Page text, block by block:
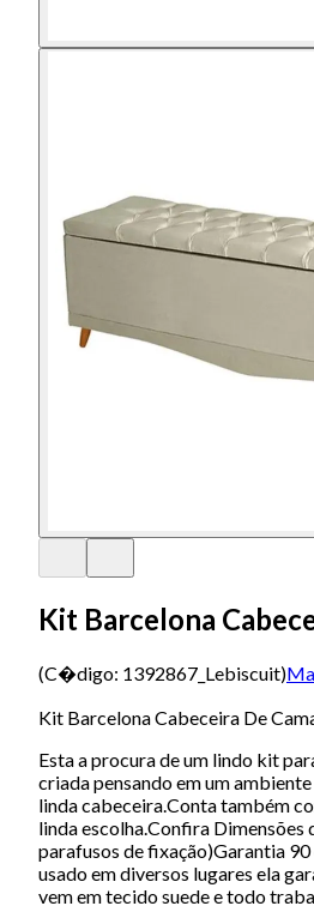
Kit Barcelona
(C�digo: 1392867_Lebiscuit)
Kit Barcelona Cabeceira De
Esta a procura de um lindo kit
criada pensando em um
linda cabeceira.Conta também
linda escolha.Confira
parafusos de fixação)Garantia
usado em diversos lugares ela
vem em tecido suede e todo